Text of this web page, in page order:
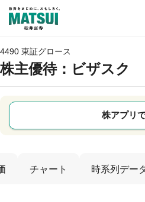
4490 東証グロース
株主優待：ビザスク
株アプリ
チャート 時系列デー